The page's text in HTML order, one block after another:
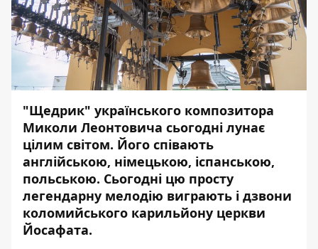
"Щедрик" українського композитора
Миколи Леонтовича сьогодні лунає
цілим світом. Його співають
англійською, німецькою, іспанською,
польською. Сьогодні цю просту
легендарну мелодію виграють і дзвони
коломийського карильйону церкви
Йосафата.